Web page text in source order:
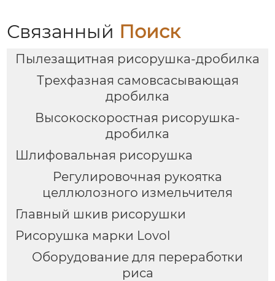
Связанный Поиск
Пылезащитная рисорушка-дробилка
Трехфазная самовсасывающая
дробилка
Высокоскоростная рисорушка-
дробилка
Шлифовальная рисорушка
Регулировочная рукоятка
целлюлозного измельчителя
Главный шкив рисорушки
Рисорушка марки Lovol
Оборудование для переработки
риса